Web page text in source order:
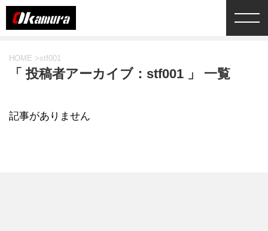
HOME >stf001
「 投稿者アーカイブ：stf001 」 一覧
記事がありません